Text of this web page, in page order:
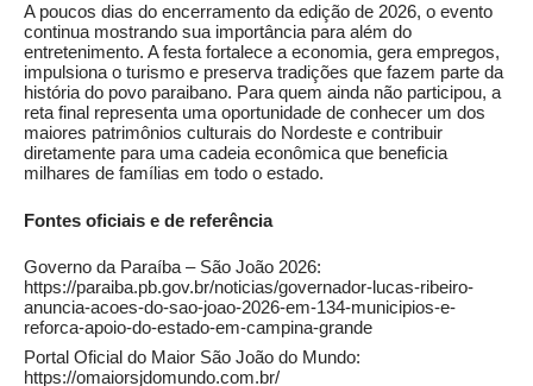
A poucos dias do encerramento da edição de 2026, o evento
continua mostrando sua importância para além do
entretenimento. A festa fortalece a economia, gera empregos,
impulsiona o turismo e preserva tradições que fazem parte da
história do povo paraibano. Para quem ainda não participou, a
reta final representa uma oportunidade de conhecer um dos
maiores patrimônios culturais do Nordeste e contribuir
diretamente para uma cadeia econômica que beneficia
milhares de famílias em todo o estado.
Fontes oficiais e de referência
Governo da Paraíba – São João 2026:
https://paraiba.pb.gov.br/noticias/governador-lucas-ribeiro-
anuncia-acoes-do-sao-joao-2026-em-134-municipios-e-
reforca-apoio-do-estado-em-campina-grande
Portal Oficial do Maior São João do Mundo:
https://omaiorsjdomundo.com.br/